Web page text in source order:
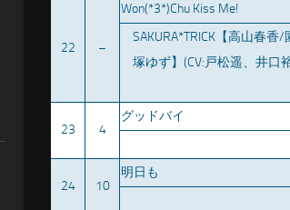
22 –
Won(*3*)Chu Kiss Me!
SAKURA*TRICK【高山春
塚ゆず】(CV:戸松遥、井口
23 4
グッドバイ
24 10
明日も